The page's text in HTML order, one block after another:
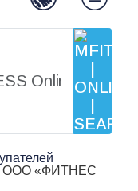
«ФИТНЕС